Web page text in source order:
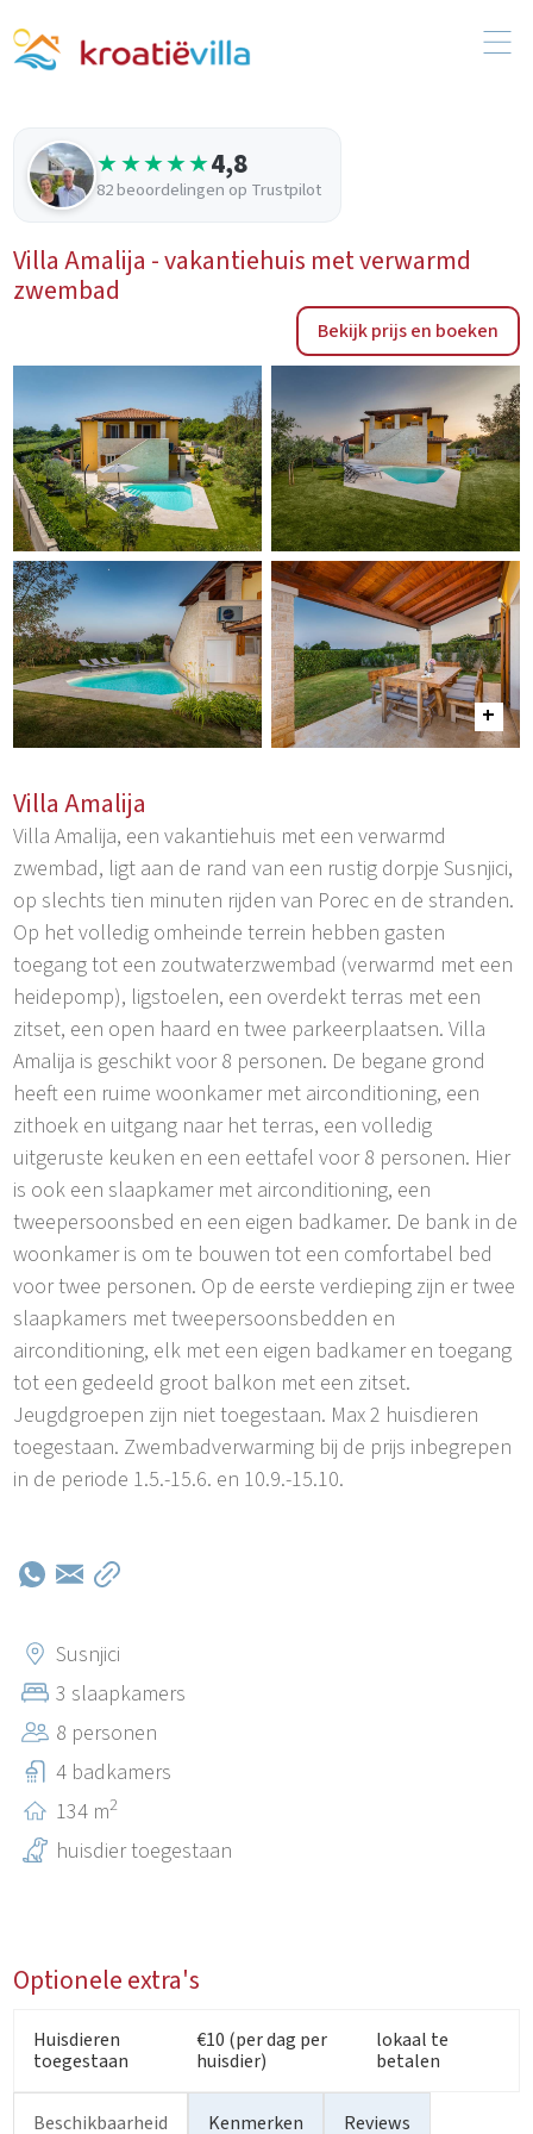
★★★★★4,8
82 beoordelingen op Trustpilot
Villa Amalija - vakantiehuis met verwarmd
zwembad
Bekijk prijs en boeken
Villa Amalija
Villa Amalija, een vakantiehuis met een verwarmd
zwembad, ligt aan de rand van een rustig dorpje Susnjici,
op slechts tien minuten rijden van Porec en de stranden.
Op het volledig omheinde terrein hebben gasten
toegang tot een zoutwaterzwembad (verwarmd met een
heidepomp), ligstoelen, een overdekt terras met een
zitset, een open haard en twee parkeerplaatsen. Villa
Amalija is geschikt voor 8 personen. De begane grond
heeft een ruime woonkamer met airconditioning, een
zithoek en uitgang naar het terras, een volledig
uitgeruste keuken en een eettafel voor 8 personen. Hier
is ook een slaapkamer met airconditioning, een
tweepersoonsbed en een eigen badkamer. De bank in de
woonkamer is om te bouwen tot een comfortabel bed
voor twee personen. Op de eerste verdieping zijn er twee
slaapkamers met tweepersoonsbedden en
airconditioning, elk met een eigen badkamer en toegang
tot een gedeeld groot balkon met een zitset.
Jeugdgroepen zijn niet toegestaan. Max 2 huisdieren
toegestaan. Zwembadverwarming bij de prijs inbegrepen
in de periode 1.5.-15.6. en 10.9.-15.10.
Susnjici
3 slaapkamers
8 personen
4 badkamers
134 m2
huisdier toegestaan
Optionele extra's
Huisdieren
toegestaan
€10 (per dag per
huisdier)
lokaal te
betalen
Beschikbaarheid Kenmerken Reviews